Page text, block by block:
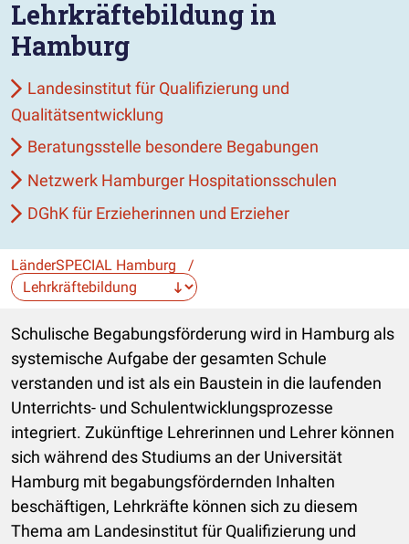
Lehrkräftebildung in
Hamburg
Landesinstitut für Qualifizierung und
Qualitätsentwicklung
Beratungsstelle besondere Begabungen
Netzwerk Hamburger Hospitationsschulen
DGhK für Erzieherinnen und Erzieher
LänderSPECIAL Hamburg /
Schulische Begabungsförderung wird in Hamburg als
systemische Aufgabe der gesamten Schule
verstanden und ist als ein Baustein in die laufenden
Unterrichts- und Schulentwicklungsprozesse
integriert. Zukünftige Lehrerinnen und Lehrer können
sich während des Studiums an der Universität
Hamburg mit begabungsfördernden Inhalten
beschäftigen, Lehrkräfte können sich zu diesem
Thema am Landesinstitut für Qualifizierung und